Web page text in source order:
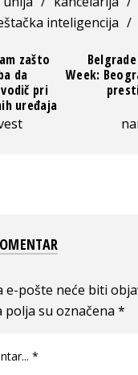
inteligencija /
zašto
da
pri
uređaja
Week:
e-pošte neće biti
polja su označena*